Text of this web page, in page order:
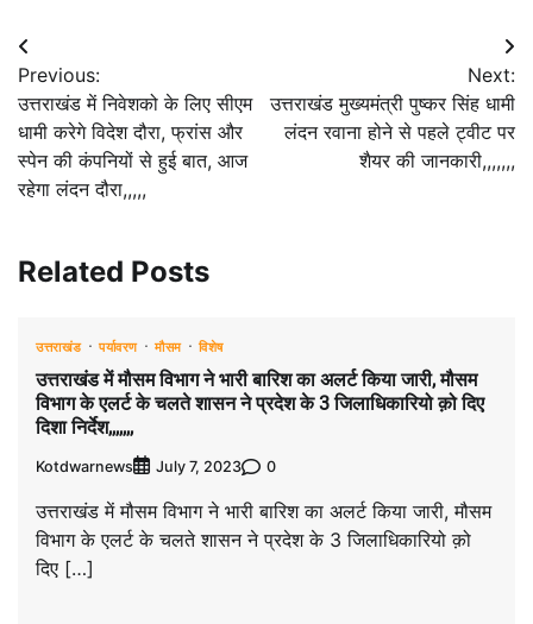
Post
navigation
Previous:
उत्तराखंड में निवेशको के लिए सीएम
धामी करेगे विदेश दौरा, फ्रांस और
स्पेन की कंपनियों से हुई बात, आज
रहेगा लंदन दौरा,,,,,
Next:
उत्तराखंड मुख्यमंत्री पुष्कर सिंह धामी
लंदन रवाना होने से पहले ट्वीट पर
शैयर की जानकारी,,,,,,,
Related Posts
उत्तराखंड पर्यावरण मौसम विशेष
उत्तराखंड में मौसम विभाग ने भारी बारिश का अलर्ट किया जारी, मौसम
विभाग के एलर्ट के चलते शासन ने प्रदेश के 3 जिलाधिकारियो क़ो दिए
दिशा निर्देश,,,,,,,
Kotdwarnews July 7, 2023 0
उत्तराखंड में मौसम विभाग ने भारी बारिश का अलर्ट किया जारी, मौसम
विभाग के एलर्ट के चलते शासन ने प्रदेश के 3 जिलाधिकारियो क़ो
दिए […]